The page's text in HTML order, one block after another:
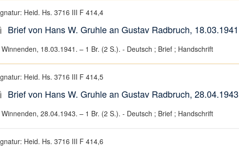
Heid. Hs. 3716 III F 414,4
Brief von Hans W. Gruhle an Gustav Radbruch, 18.03.1941
Winnenden, 18.03.1941. – 1 Br. (2 S.). - Deutsch ; Brief ; Handschrift
Heid. Hs. 3716 III F 414,5
Brief von Hans W. Gruhle an Gustav Radbruch, 28.04.1943
Winnenden, 28.04.1943. – 1 Br. (2 S.). - Deutsch ; Brief ; Handschrift
Heid. Hs. 3716 III F 414,6